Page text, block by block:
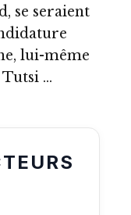
se seraient
lui-même
…